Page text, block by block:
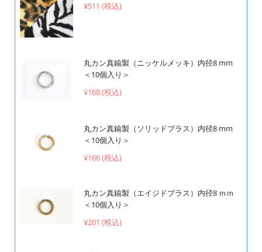
¥511 (税込)
丸カン真鍮製（ニッケルメッキ）内径8 mm
＜10個入り＞
¥168 (税込)
丸カン真鍮製（ソリッドブラス）内径8 mm
＜10個入り＞
¥166 (税込)
丸カン真鍮製（エイジドブラス）内径8 ｍｍ
＜10個入り＞
¥201 (税込)